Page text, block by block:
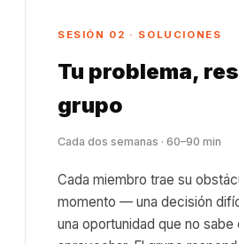
SESIÓN 02 · SOLUCIONES
Tu problema,
grupo
Cada dos semanas · 60–90 min
Cada miembro trae su
momento — una decisión
una oportunidad que no sabe